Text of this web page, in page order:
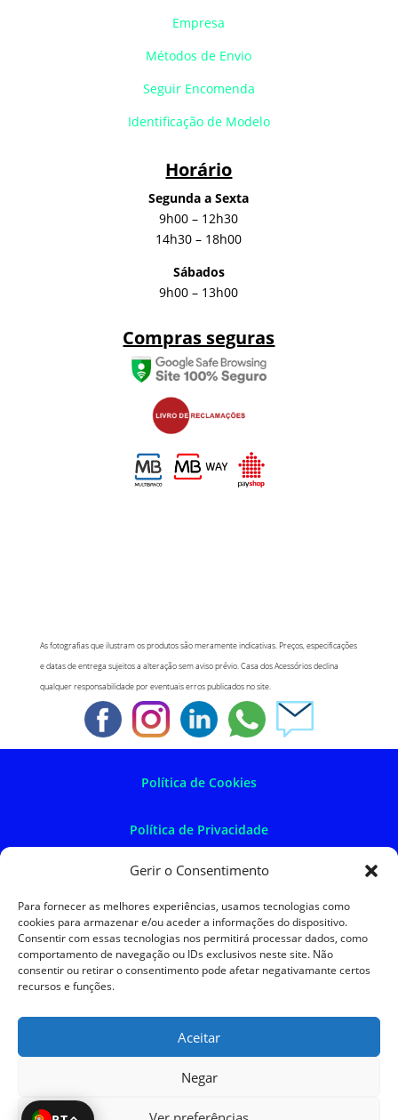
Gerir o Consentimento
Para fornecer as melhores experiências, usamos tecnologias como
cookies para armazenar e/ou aceder a informações do dispositivo.
Consentir com essas tecnologias nos permitirá processar dados, como
comportamento de navegação ou IDs exclusivos neste site. Não
consentir ou retirar o consentimento pode afetar negativamante certos
recursos e funções.
Aceitar
Negar
Empresa
Métodos de Envio
Seguir Encomenda
Identificação de Modelo
Horário
Segunda a Sexta
9h00 – 12h30
14h30 – 18h00
Sábados
9h00 – 13h00
Compras seguras
As fotografias que ilustram os produtos são meramente indicativas. Preços, especificações
e datas de entrega sujeitos a alteração sem aviso prévio. Casa dos Acessórios declina
qualquer responsabilidade por eventuais erros publicados no site.
Política de Cookies
Política de Privacidade
Política de Devoluções
Termos e Condições
Resolução de Litígios
SKySIGMA